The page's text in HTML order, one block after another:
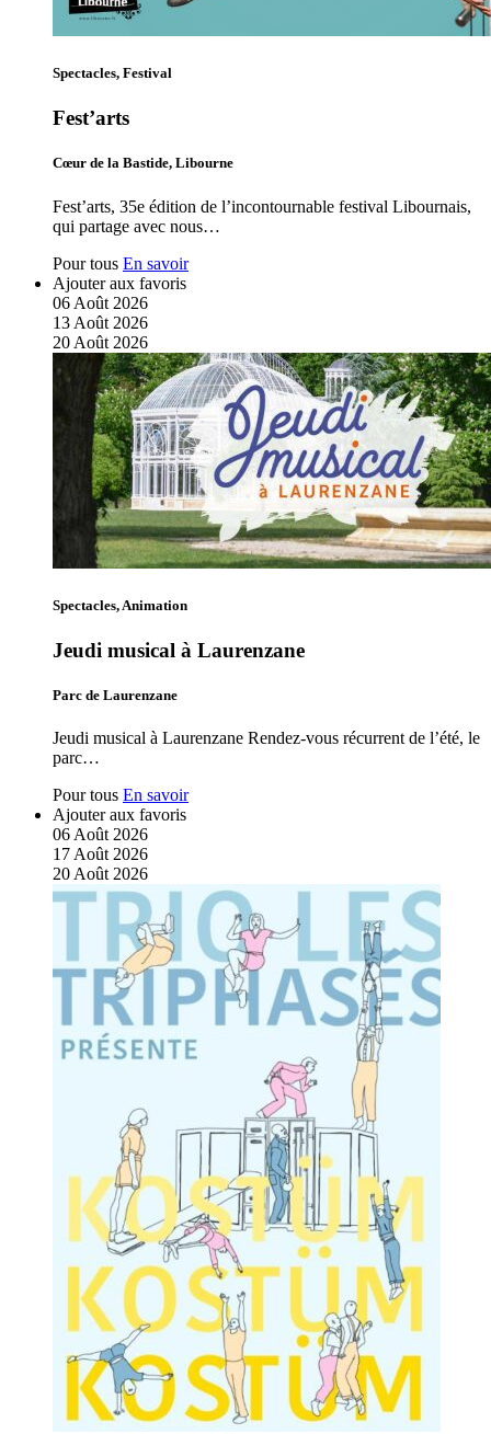
Spectacles, Festival
Fest’arts
Cœur de la Bastide, Libourne
Fest’arts, 35e édition de l’incontournable festival Libournais,
qui partage avec nous…
Pour tous En savoir
Ajouter aux favoris
06 Août 2026
13 Août 2026
20 Août 2026
Spectacles, Animation
Jeudi musical à Laurenzane
Parc de Laurenzane
Jeudi musical à Laurenzane Rendez-vous récurrent de l’été, le
parc…
Pour tous En savoir
Ajouter aux favoris
06 Août 2026
17 Août 2026
20 Août 2026